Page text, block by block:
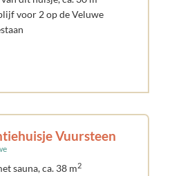
voor 2 op de Veluwe
Vuursteen
sauna, ca. 38 m2